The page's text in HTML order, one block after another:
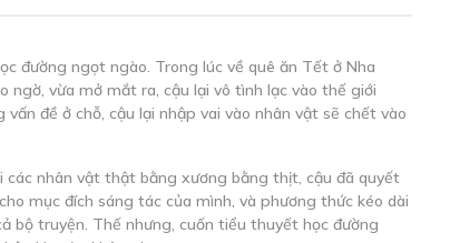
đường ngọt ngào. Trong lúc về quê ăn Tết ở Nha
ngờ, vừa mở mắt ra, cậu lại vô tình lạc vào thế giới
đề ở chỗ, cậu lại nhập vai vào nhân vật sẽ chết vào
nhân vật thật bằng xương bằng thịt, cậu đã quyết
mục đích sáng tác của mình, và phương thức kéo dài
bộ truyện. Thế nhưng, cuốn tiểu thuyết học đường